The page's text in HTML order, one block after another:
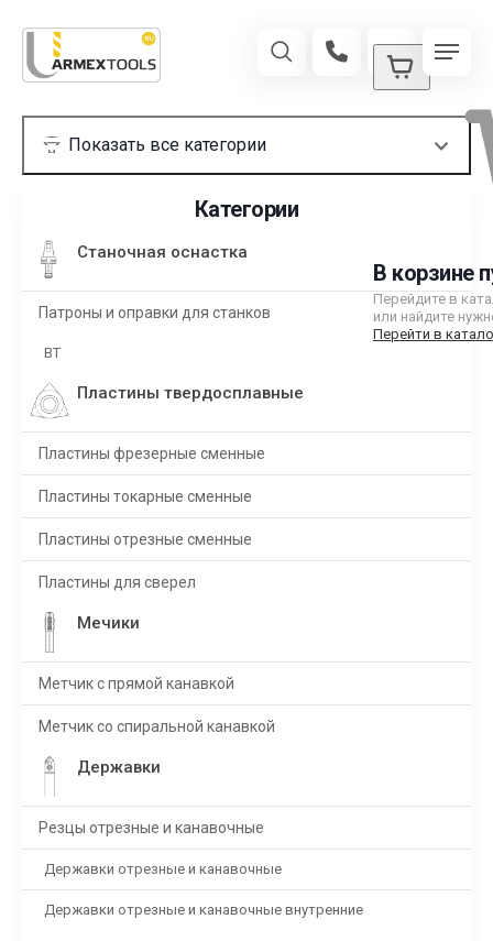
В корзине
Перейдите в
или найдите
Перейти в
Категории
Станочная оснастка
Патроны и оправки для станков
BT
Пластины твердосплавные
Пластины фрезерные сменные
Пластины токарные сменные
Пластины отрезные сменные
Пластины для сверел
Мечики
Метчик с прямой канавкой
Метчик со спиральной канавкой
Державки
Резцы отрезные и канавочные
Державки отрезные и канавочные
Державки отрезные и канавочные внутренние